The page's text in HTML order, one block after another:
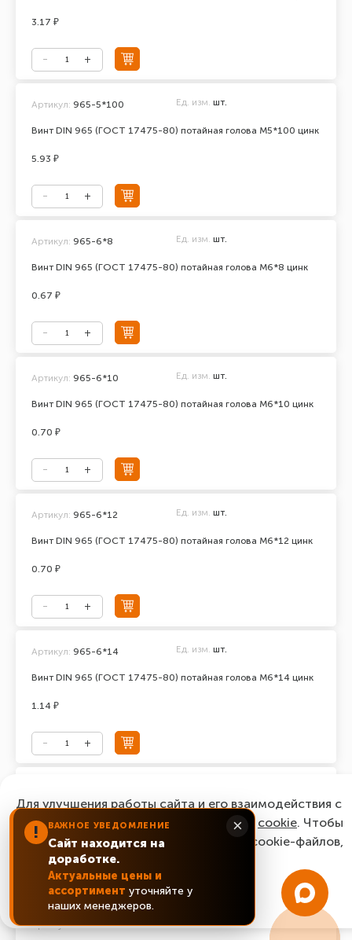
3.17 ₽
Винт DIN 965 (ГОСТ 17475-80) потайная голова М5*100 цинк
Артикул: 965-5*100 Ед. изм. шт.
5.93 ₽
Винт DIN 965 (ГОСТ 17475-80) потайная голова М6*8 цинк
Артикул: 965-6*8 Ед. изм. шт.
0.67 ₽
Винт DIN 965 (ГОСТ 17475-80) потайная голова М6*10 цинк
Артикул: 965-6*10 Ед. изм. шт.
0.70 ₽
Винт DIN 965 (ГОСТ 17475-80) потайная голова М6*12 цинк
Артикул: 965-6*12 Ед. изм. шт.
0.70 ₽
Винт DIN 965 (ГОСТ 17475-80) потайная голова М6*14 цинк
Артикул: 965-6*14 Ед. изм. шт.
1.14 ₽
Винт DIN 965 (ГОСТ 17475-80) потайная голова М6*16 цинк
0.87 ₽
Артикул: 965-6*20 Ед. изм. шт.
! ВАЖНОЕ УВЕДОМЛЕНИЕ
Сайт находится на
доработке.
Актуальные цены и
ассортимент уточняйте у
наших менеджеров.
×
Для улучшения работы сайта и его взаимодействия с
пользователями мы используем файлы cookie. Чтобы
согласиться с нашим использованием cookie-файлов,
нажмите “Ок, понятно!”
ОК, понятно!